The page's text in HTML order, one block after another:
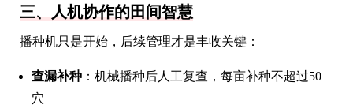
三、人机协作的田间智慧
播种机只是开始，后续管理才是丰收关键：
查漏补种 ：机械播种后人工复查，每亩补种不超过50
穴